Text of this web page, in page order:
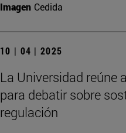
Imagen Cedida
10 | 04 | 2025
La Universidad reúne
para debatir sobre
regulación